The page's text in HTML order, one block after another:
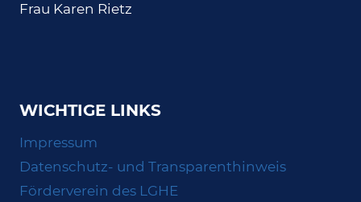
Frau Karen Rietz
WICHTIGE LINKS
Impressum
Datenschutz- und Transparenthinweis
Förderverein des LGHE